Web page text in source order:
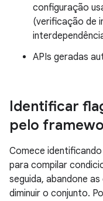
configuração
(verificação de
APIs geradas
Identificar
pelo
Comece
para compilar
seguida, abandone
diminuir o conjunto.